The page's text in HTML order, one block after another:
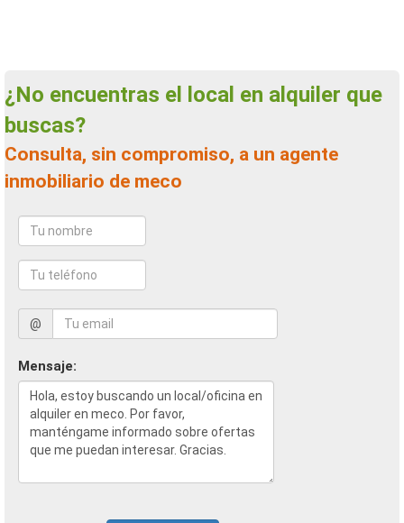
¿No encuentras el local en alquiler que
buscas?
Consulta, sin compromiso, a un agente
inmobiliario de meco
@
Mensaje: